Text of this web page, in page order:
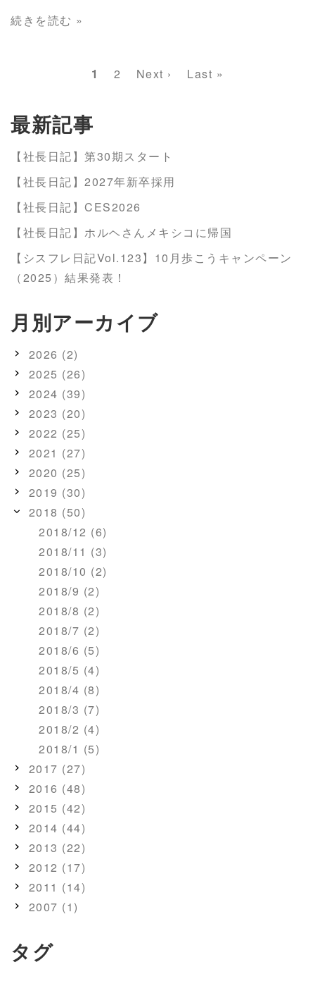
続きを読む »
送
り
カ
ン
ト
ペ
1 Page
2
次
Next ›
最
Last »
最新記事
【社長日記】第30期スタート
【社長日記】2027年新卒採用
【社長日記】CES2026
【社長日記】ホルヘさんメキシコに帰国
【シスフレ日記Vol.123】10月歩こうキャンペーン
（2025）結果発表！
月別アーカイブ
2026 (2)
2025 (26)
2024 (39)
2023 (20)
2022 (25)
2021 (27)
2020 (25)
2019 (30)
2018 (50)
2018/12 (6)
2018/11 (3)
2018/10 (2)
2018/9 (2)
2018/8 (2)
2018/7 (2)
2018/6 (5)
2018/5 (4)
2018/4 (8)
2018/3 (7)
2018/2 (4)
2018/1 (5)
2017 (27)
2016 (48)
2015 (42)
2014 (44)
2013 (22)
2012 (17)
2011 (14)
2007 (1)
タグ